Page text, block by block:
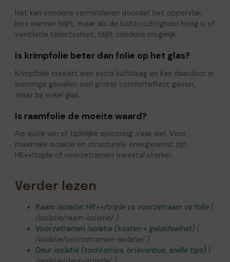
Het kan condens verminderen doordat het oppervlak
iets warmer blijft, maar als de luchtvochtigheid hoog is of
ventilatie tekortschiet, blijft condens mogelijk.
Is krimpfolie beter dan folie op het glas?
Krimpfolie creëert een extra luchtlaag en kan daardoor in
sommige gevallen een groter comforteffect geven,
zeker bij enkel glas.
Is raamfolie de moeite waard?
Als quick win of tijdelijke oplossing: vaak wel. Voor
maximale isolatie en structurele energiewinst zijn
HR++/triple of voorzetramen meestal sterker.
Verder lezen
Raam isolatie: HR++/triple vs voorzetraam vs folie (
/isolatie/raam-isolatie/ )
Voorzetramen isolatie (kosten + geluidswinst) (
/isolatie/voorzetramen-isolatie/ )
Deur isolatie (tochtstrips, brievenbus, snelle tips) (